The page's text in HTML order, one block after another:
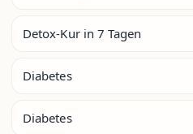
Detox-Kur in 7 Tagen
Diabetes
Diabetes